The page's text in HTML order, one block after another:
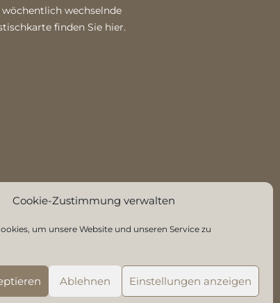
Cookie-Zustimmung verwalten
um unsere Website und unseren Service zu
Ablehnen Einstellungen anzeigen
wöchentlich wechselnde
finden Sie hier.
Richtlinien